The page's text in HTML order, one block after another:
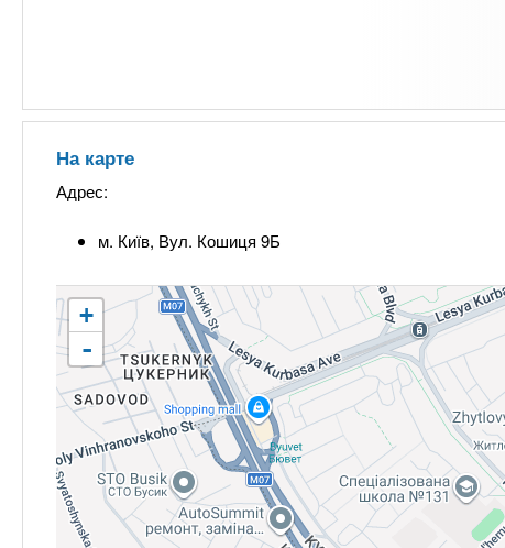
На карте
Адрес:
м. Київ, Вул. Кошиця 9Б
+
-